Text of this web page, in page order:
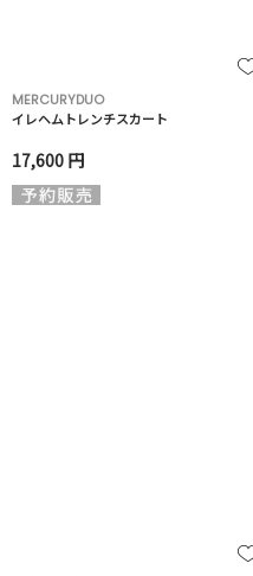
MERCURYDUO
イレヘムトレンチスカート
17,600 円